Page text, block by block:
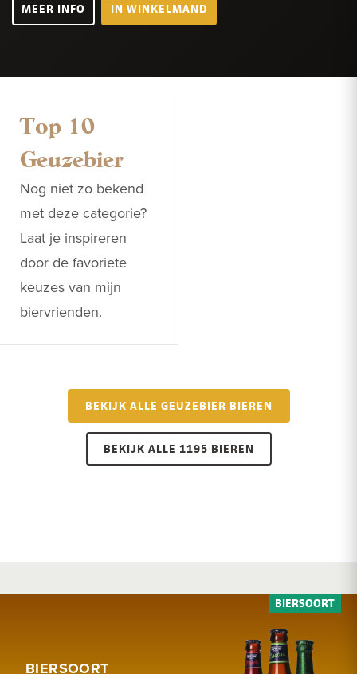
MEER INFO IN WINKELMAND
Top 10
Geuzebier
Nog niet zo bekend
met deze categorie?
Laat je inspireren
door de favoriete
keuzes van mijn
biervrienden.
BEKIJK ALLE GEUZEBIER BIEREN
BEKIJK ALLE 1195 BIEREN
BIERSOORT